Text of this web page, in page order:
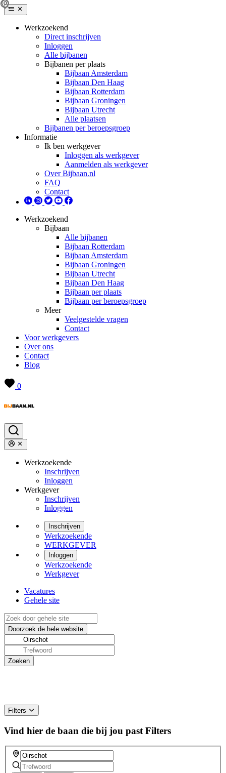
Werkzoekend
Direct inschrijven
Inloggen
Alle bijbanen
Bijbanen per plaats
Bijbaan Amsterdam
Bijbaan Den Haag
Bijbaan Rotterdam
Bijbaan Groningen
Bijbaan Utrecht
Alle plaatsen
Bijbanen per beroepsgroep
Informatie
Ik ben werkgever
Inloggen als werkgever
Aanmelden als werkgever
Over Bijbaan.nl
FAQ
Contact
Werkzoekend
Bijbaan
Alle bijbanen
Bijbaan Rotterdam
Bijbaan Amsterdam
Bijbaan Groningen
Bijbaan Utrecht
Bijbaan Den Haag
Bijbaan per plaats
Bijbaan per beroepsgroep
Meer
Veelgestelde vragen
Contact
Voor werkgevers
Over ons
Contact
Blog
0
Werkzoekende
Inschrijven
Inloggen
Werkgever
Inschrijven
Inloggen
Inschrijven
Werkzoekende
WERKGEVER
Inloggen
Werkzoekende
Werkgever
Vacatures
Gehele site
Filters
Vind hier de baan die bij jou past Filters